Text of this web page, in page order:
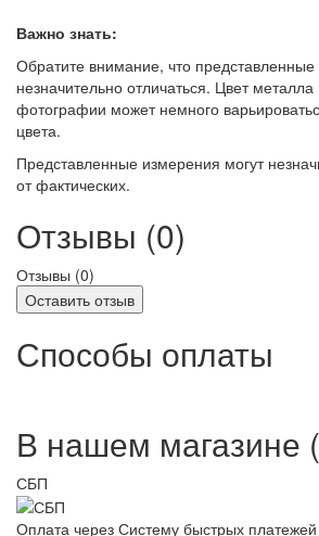
Важно знать:
Обратите внимание, что
незначительно отличаться. Цвет металла
фотографии может немного
цвета.
Представленные измерения могут
от фактических.
Отзывы (0)
Отзывы (0)
Оставить отзыв
Способы оплаты
В нашем магазине
СБП
Оплата через Систему быстрых